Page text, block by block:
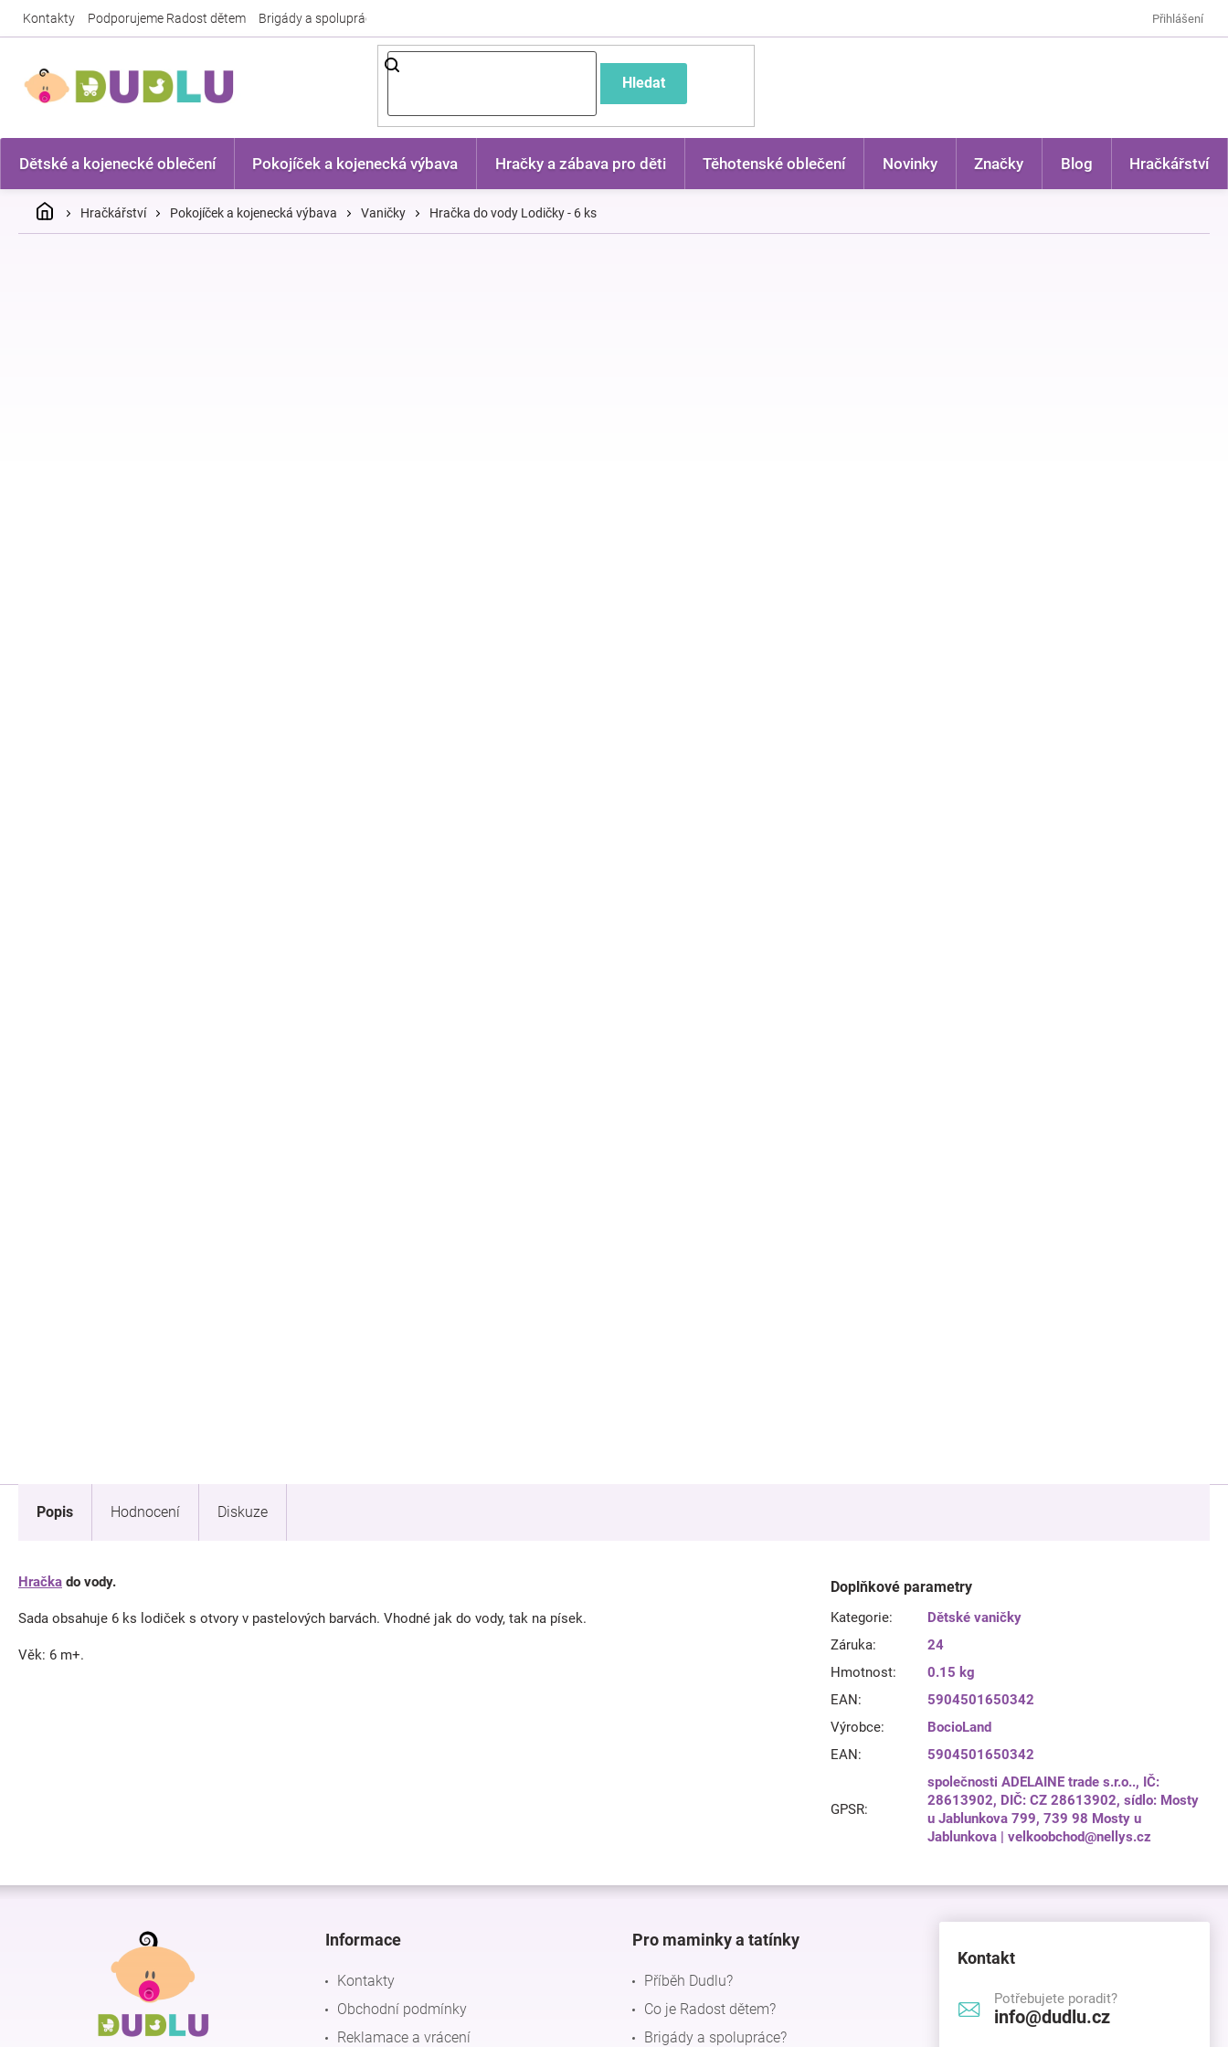
Kontakty Podporujeme Radost dětem Brigády a spolupráce Přihlášení
Hledat
Dětské a kojenecké oblečení Pokojíček a kojenecká výbava Hračky a zábava pro děti Těhotenské oblečení Novinky Značky Blog Hračkářství
DomůHračkářství Pokojíček a kojenecká výbava Vaničky Hračka do vody Lodičky - 6 ks
Popis Hodnocení Diskuze
Hračka do vody.
Sada obsahuje 6 ks lodiček s otvory v pastelových barvách. Vhodné jak do vody, tak na písek.
Věk: 6 m+.
Doplňkové parametry
Kategorie:
Dětské vaničky
Záruka:
24
Hmotnost:
0.15 kg
EAN:
5904501650342
Výrobce:
BocioLand
EAN: 5904501650342
GPSR:
společnosti ADELAINE trade s.r.o.., IČ:
28613902, DIČ: CZ 28613902, sídlo: Mosty
u Jablunkova 799, 739 98 Mosty u
Jablunkova | velkoobchod@nellys.cz
Z
Informace
Kontakty
Obchodní podmínky
Reklamace a vrácení
Pro maminky a tatínky
Příběh Dudlu?
Co je Radost dětem?
Brigády a spolupráce?
Kontakt
Potřebujete poradit?
info@dudlu.cz